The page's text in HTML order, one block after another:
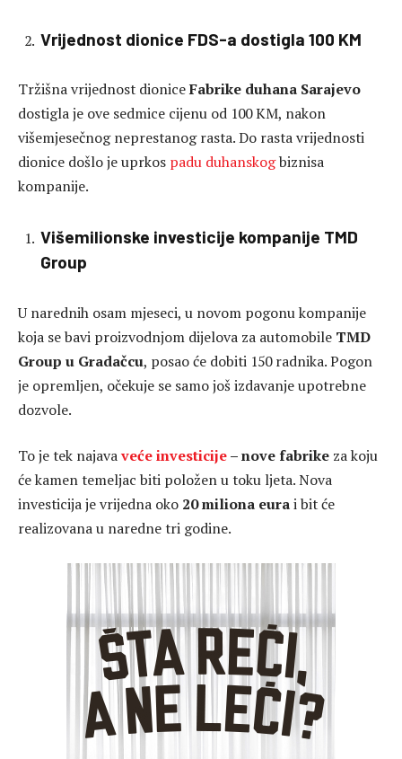
Vrijednost dionice FDS-a dostigla 100 KM
Tržišna vrijednost dioniceFabrike duhana Sarajevo
dostigla je ove sedmice cijenu od 100 KM, nakon
višemjesečnog neprestanog rasta. Do rasta vrijednosti
dionice došlo je uprkos padu duhanskogbiznisa
kompanije.
Višemilionske investicije kompanije TMD
Group
U narednih osam mjeseci, u novom pogonu kompanije
koja se bavi proizvodnjom dijelova za automobile TMD
Group u Gradačcu, posao će dobiti 150 radnika. Pogon
je opremljen, očekuje se samo još izdavanje upotrebne
dozvole.
To je tek najavaveće investicije– nove fabrike za koju
će kamen temeljac biti položen u toku ljeta. Nova
investicija je vrijedna oko 20 miliona eurai bit će
realizovana u naredne tri godine.